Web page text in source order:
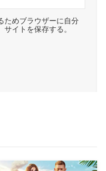
ためブラウザーに自分
イトを保存する。